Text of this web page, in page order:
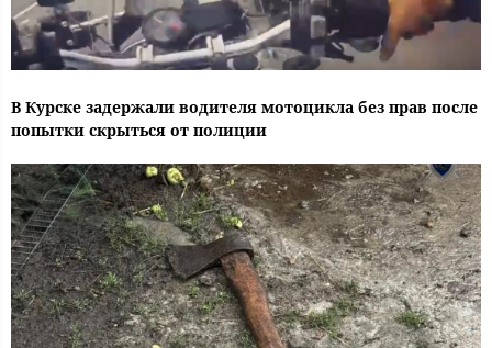
В Курске задержали водителя мотоцикла без прав после
попытки скрыться от полиции